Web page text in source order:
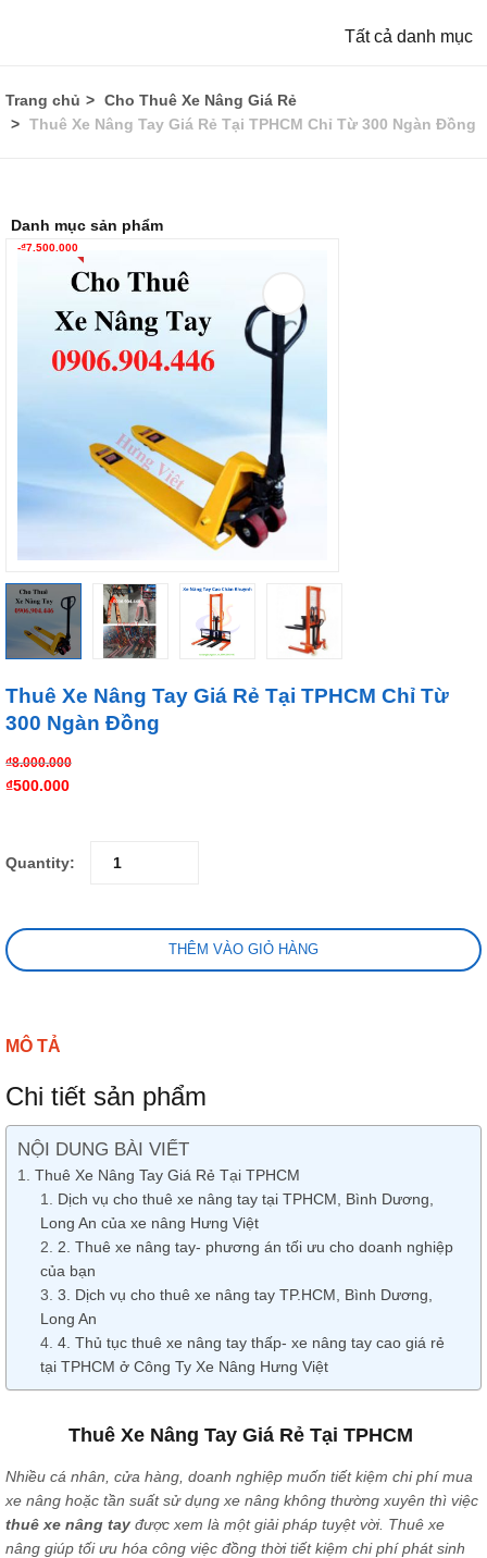
Tất cả danh mục
Trang chủ
Cho Thuê Xe Nâng Giá Rẻ
Thuê Xe Nâng Tay Giá Rẻ Tại TPHCM Chỉ Từ 300 Ngàn Đồng
Danh mục sản phẩm
-₫7.500.000
Thuê Xe Nâng Tay Giá Rẻ Tại TPHCM Chỉ Từ
300 Ngàn Đồng
₫8.000.000
₫500.000
Quantity:
THÊM VÀO GIỎ HÀNG
MÔ TẢ
Chi tiết sản phẩm
NỘI DUNG BÀI VIẾT
Thuê Xe Nâng Tay Giá Rẻ Tại TPHCM
Dịch vụ cho thuê xe nâng tay tại TPHCM, Bình Dương,
Long An của xe nâng Hưng Việt
2. Thuê xe nâng tay- phương án tối ưu cho doanh nghiệp
của bạn
3. Dịch vụ cho thuê xe nâng tay TP.HCM, Bình Dương,
Long An
4. Thủ tục thuê xe nâng tay thấp- xe nâng tay cao giá rẻ
tại TPHCM ở Công Ty Xe Nâng Hưng Việt
Thuê Xe Nâng Tay Giá Rẻ Tại TPHCM
Nhiều cá nhân, cửa hàng, doanh nghiệp muốn tiết kiệm chi phí mua
xe nâng hoặc tần suất sử dụng xe nâng không thường xuyên thì việc
thuê xe nâng tay được xem là một giải pháp tuyệt vời. Thuê xe
nâng giúp tối ưu hóa công việc đồng thời tiết kiệm chi phí phát sinh